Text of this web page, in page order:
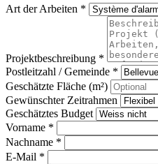
Art der Arbeiten *
Projektbeschreibung *
Postleitzahl / Gemeinde *
Geschätzte Fläche (m²)
Gewünschter Zeitrahmen
Geschätztes Budget
Vorname *
Nachname *
E-Mail *